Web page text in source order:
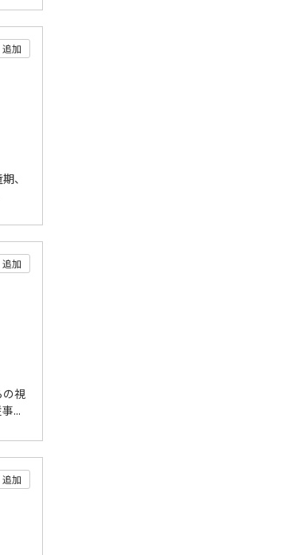
追加
、
追加
の視
...
追加